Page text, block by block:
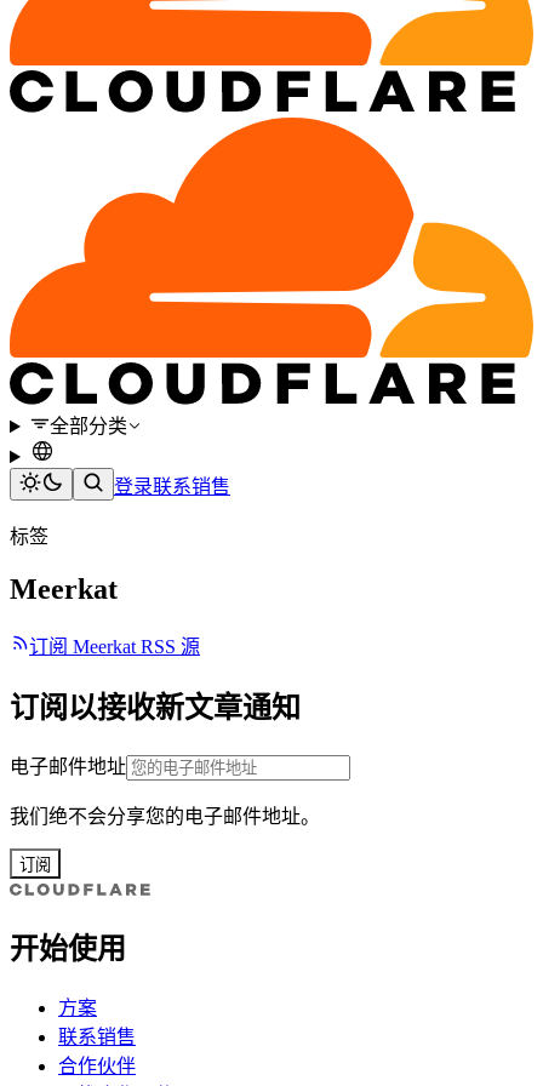
全部分类
登录联系销售
标签
Meerkat
订阅 Meerkat RSS 源
订阅以接收新文章通知
电子邮件地址
我们绝不会分享您的电子邮件地址。
订阅
开始使用
方案
联系销售
合作伙伴